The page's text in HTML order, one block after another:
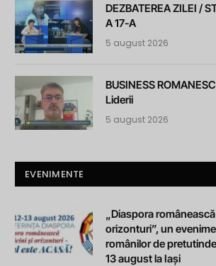
DEZBATEREA ZILEI /
A 17-A
5 august 2026
BUSINESS
Liderii
5 august 2026
EVENIMENTE
„Diaspora
orizonturi”, un
românilor de
13 august la Iași